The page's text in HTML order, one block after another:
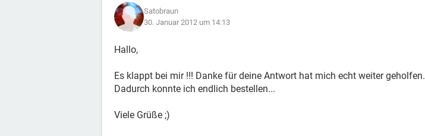
Satobraun
30. Januar 2012 um 14:13
Hallo,
Es klappt bei mir !!! Danke für deine Antwort hat mich echt weiter geholfen.
Dadurch konnte ich endlich bestellen...
Viele Grüße ;)